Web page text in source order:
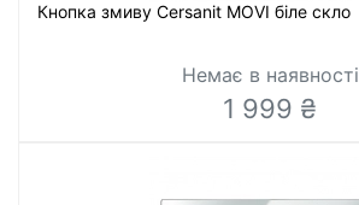
Кнопка змиву Cersanit MOVI біле скло
Немає в наявності
1 999 ₴